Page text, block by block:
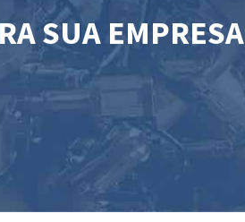
SUA EMPRESA